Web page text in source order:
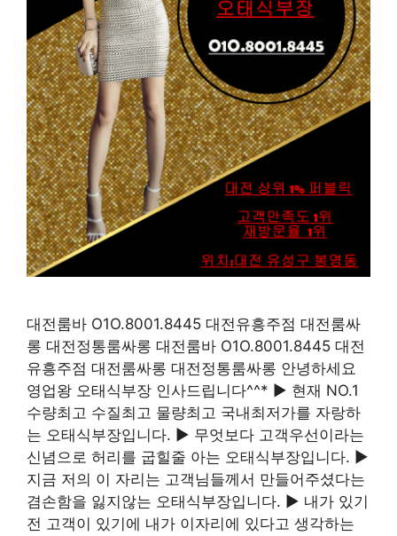
대전룸바 O1O.8001.8445 대전유흥주점 대전룸싸
롱 대전정통룸싸롱 대전룸바 O1O.8001.8445 대전
유흥주점 대전룸싸롱 대전정통룸싸롱 안녕하세요
영업왕 오태식부장 인사드립니다^^* ▶ 현재 NO.1
수량최고 수질최고 물량최고 국내최저가를 자랑하
는 오태식부장입니다. ▶ 무엇보다 고객우선이라는
신념으로 허리를 굽힐줄 아는 오태식부장입니다. ▶
지금 저의 이 자리는 고객님들께서 만들어주셨다는
겸손함을 잃지않는 오태식부장입니다. ▶ 내가 있기
전 고객이 있기에 내가 이자리에 있다고 생각하는